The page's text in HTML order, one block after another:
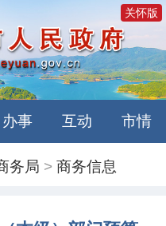
关怀版
办事 互动 市情
务局 >商务信息